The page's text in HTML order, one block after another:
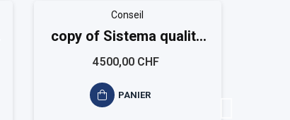
Conseil
copy of Sistema qualità
ISO 9001 Small
4 500,00 CHF
PANIER